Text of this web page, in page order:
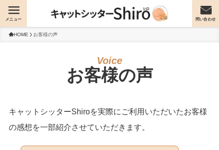
問い合わせ
メニュー
HOME お客様の声
お客様の声
キャットシッターShiroを実際にご利用いただいたお客様
の感想を一部紹介させていただきます。